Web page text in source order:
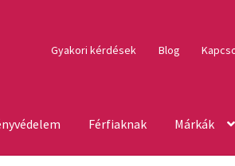
Gyakori kérdések Blog
Férfiaknak Márkák